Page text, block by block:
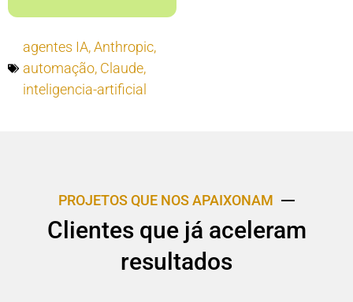
agentes IA,Anthropic,
automação, Claude,
inteligencia-artificial
PROJETOS QUE NOS APAIXONAM
Clientes que já aceleram
resultados